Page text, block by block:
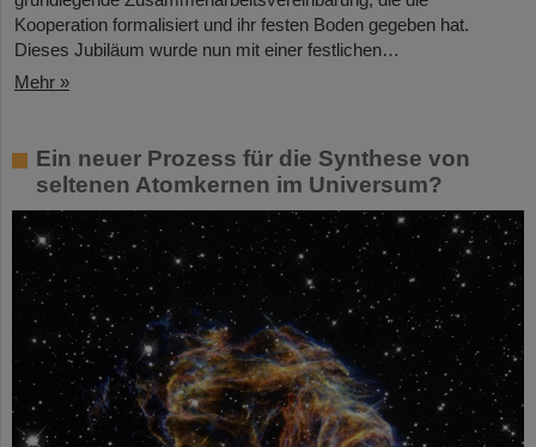
Kooperation formalisiert und ihr festen Boden gegeben hat.
Dieses Jubiläum wurde nun mit einer festlichen…
Mehr »
Ein neuer Prozess für die Synthese von
seltenen Atomkernen im Universum?